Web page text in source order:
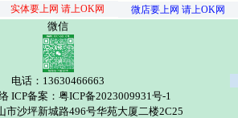
实体要上网 请上OK网 微店要上网 请上OK网
微信
电话：13630466663
ICP备案：粤ICP备2023009931号-1
市沙坪新城路496号华苑大厦二楼2C25